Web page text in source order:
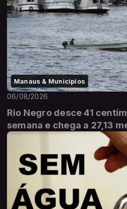
Manaus & Municípios
06/08/2026
Rio Negro desce 41
semana e chega a 27,13